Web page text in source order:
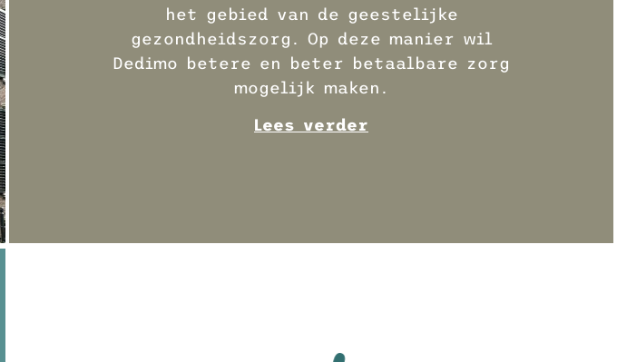
het gebied van de geestelijke
gezondheidszorg. Op deze manier wil
Dedimo betere en beter betaalbare zorg
mogelijk maken.
Lees verder